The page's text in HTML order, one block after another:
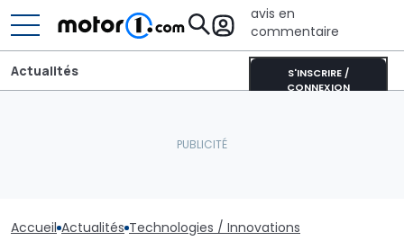
avis en
commentaire
S'INSCRIRE /
CONNEXION
Actualités
Accueil Actualités Technologies / Innovations